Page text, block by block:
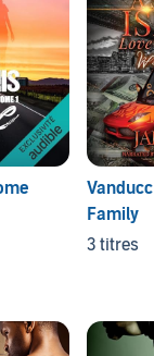
Family
3 titres